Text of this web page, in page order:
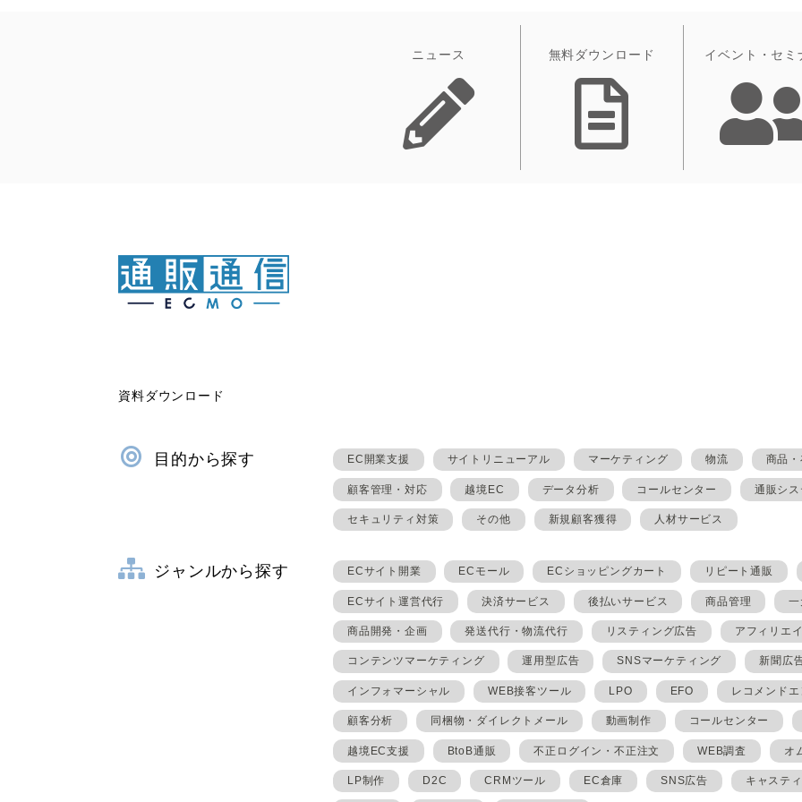
ニュース 無料ダウンロード イベント・セミ
資料ダウンロード
目的から探す EC開業支援 サイトリニューアル マーケティング 物流 商品
顧客管理・対応 越境EC データ分析 コールセンター 通販シ
セキュリティ対策 その他 新規顧客獲得 人材サービス
ジャンルから探す ECサイト開業 ECモール ECショッピングカート リピート通販
ECサイト運営代行 決済サービス 後払いサービス 商品管理
商品開発・企画 発送代行・物流代行 リスティング広告 アフィリエ
コンテンツマーケティング 運用型広告 SNSマーケティング 新聞広
インフォマーシャル WEB接客ツール LPO EFO レコメンド
顧客分析 同梱物・ダイレクトメール 動画制作 コールセンター
越境EC支援 BtoB通販 不正ログイン・不正注文 WEB調査 オ
LP制作 D2C CRMツール EC倉庫 SNS広告 キャステ